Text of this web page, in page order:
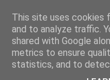
bijna net
This site uses cookies
and to analyze traffic.
shared with Google
metrics to ensure
statistics, and to